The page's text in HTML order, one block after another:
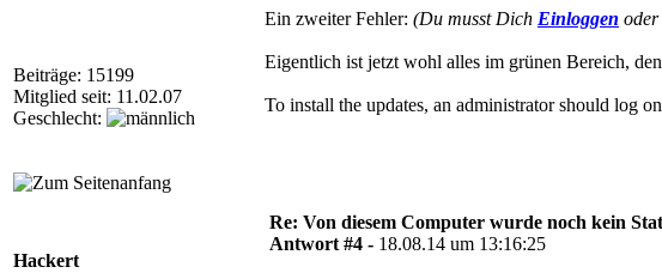
Beiträge: 15199
Mitglied seit: 11.02.07
Geschlecht:
Ein zweiter Fehler: (Du musst Dich Einloggen oder
Eigentlich ist jetzt wohl alles im grünen Bereich,
To install the updates, an administrator should log
Hackert
Re: Von diesem Computer wurde noch kein
Antwort #4 - 18.08.14 um 13:16:25